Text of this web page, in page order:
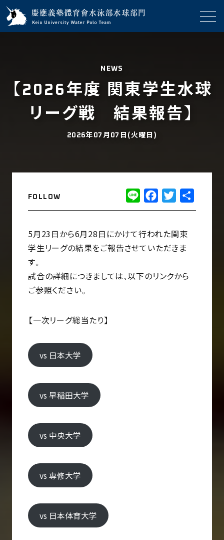
NEWS
【2026年度 関東学生水球
リーグ戦 結果報告】
2026年07月07日(火曜日)
FOLLOW Line FacebookTwitter
有
5月23日から6月28日にかけて行われた関東
学生リーグの結果をご報告させていただきま
す。
試合の詳細につきましては、以下のリンクから
ご参照ください。
【一次リーグ総当たり】
vs 日本大学
vs 早稲田大学
vs 中央大学
vs 専修大学
vs 日本体育大学